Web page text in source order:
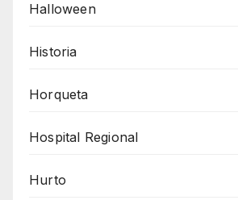
Halloween
Historia
Horqueta
Hospital Regional
Hurto